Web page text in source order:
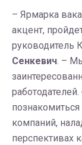
– Ярмарка
акцент,
руководитель
Сенкевич. –
компаний,
перспективах